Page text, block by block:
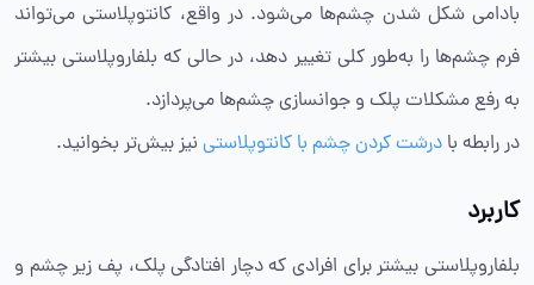
بادامی شکل شدن چشم‌ها می‌شود. در واقع، کانتوپلاستی می‌تواند
فرم چشم‌ها را به‌طور کلی تغییر دهد، در حالی که بلفاروپلاستی بیشتر
به رفع مشکلات پلک و جوانسازی چشم‌ها می‌پردازد.
در رابطه با درشت کردن چشم با کانتوپلاستی نیز بیش‌تر بخوانید.
کاربرد
بلفاروپلاستی بیشتر برای افرادی که دچار افتادگی پلک، پف زیر چشم و